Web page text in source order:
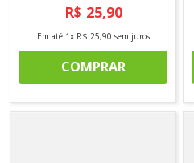
R$ 25,90
Em até 1x R$ 25,90 sem juros
COMPRAR